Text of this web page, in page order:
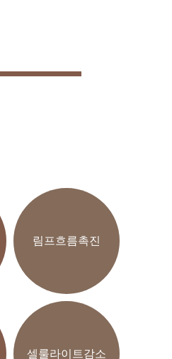
림프흐름촉진
셀룰라이트감소